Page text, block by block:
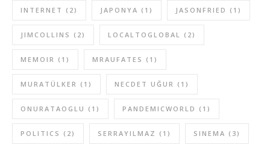
INTERNET (2) JAPONYA (1) JASONFRIED (1)
JIMCOLLINS (2) LOCALTOGLOBAL (2)
MEMOIR (1) MRAUFATES (1)
MURATÜLKER (1) NECDET UĞUR (1)
ONURATAOGLU (1) PANDEMICWORLD (1)
POLITICS (2) SERRAYILMAZ (1) SINEMA (3)